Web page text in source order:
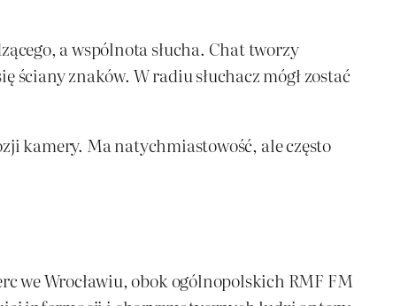
a wspólnota słucha. Chat tworzy
ściany znaków. W radiu słuchacz mógł zostać
kamery. Ma natychmiastowość, ale często
we Wrocławiu, obok ogólnopolskich RMF FM